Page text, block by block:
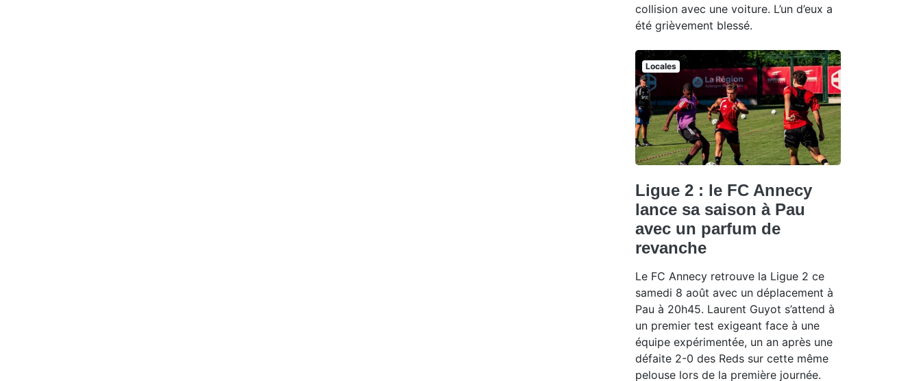
collision avec une voiture. L’un d’eux a
été grièvement blessé.
Locales
Ligue 2 : le FC Annecy
lance sa saison à Pau
avec un parfum de
revanche
Le FC Annecy retrouve la Ligue 2 ce
samedi 8 août avec un déplacement à
Pau à 20h45. Laurent Guyot s’attend à
un premier test exigeant face à une
équipe expérimentée, un an après une
défaite 2-0 des Reds sur cette même
pelouse lors de la première journée.